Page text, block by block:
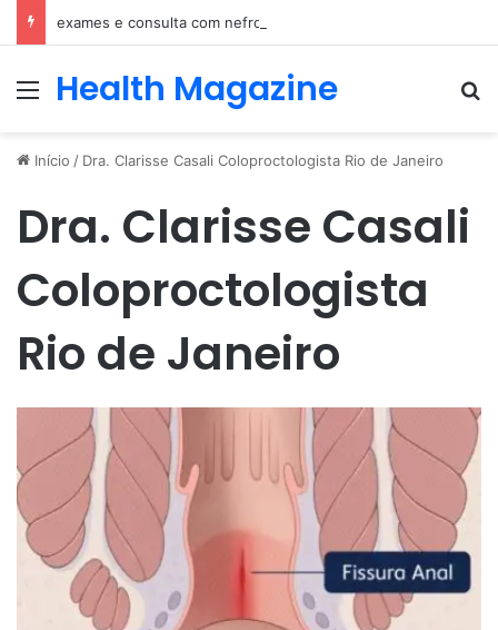
exames e consulta com nefrologista no Rio
Menu
Health Magazine
Início / Dra. Clarisse Casali Coloproctologista Rio de Janeiro
Dra. Clarisse Casali
Coloproctologista
Rio de Janeiro